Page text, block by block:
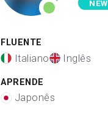
NEW
FLUENTE
Italiano Inglês
APRENDE
Japonês